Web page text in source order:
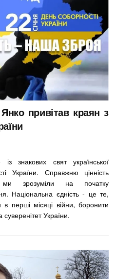
привітав краян з
знакових свят української
України. Справжню цінність
ми зрозуміли на початку
Національна єдність - це те,
перші місяці війни, боронити
України.